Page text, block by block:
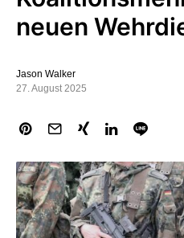
neuen
Jason Walker
27. August 2025